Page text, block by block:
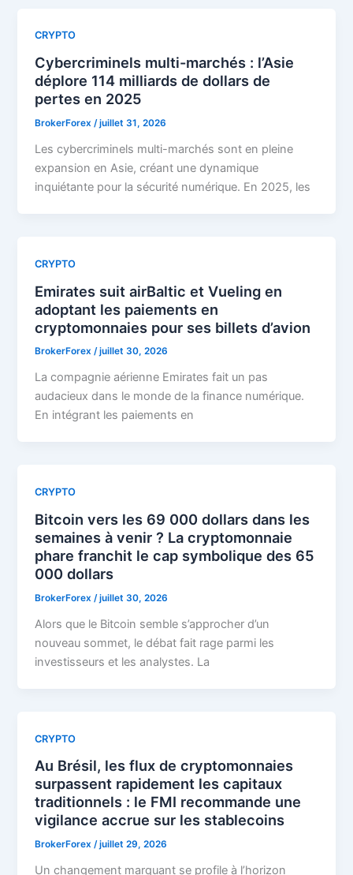
CRYPTO
Cybercriminels multi-marchés : l’Asie
déplore 114 milliards de dollars de
pertes en 2025
BrokerForex/juillet 31, 2026
Les cybercriminels multi-marchés sont en pleine
expansion en Asie, créant une dynamique
inquiétante pour la sécurité numérique. En 2025, les
CRYPTO
Emirates suit airBaltic et Vueling en
adoptant les paiements en
cryptomonnaies pour ses billets d’avion
BrokerForex/juillet 30, 2026
La compagnie aérienne Emirates fait un pas
audacieux dans le monde de la finance numérique.
En intégrant les paiements en
CRYPTO
Bitcoin vers les 69 000 dollars dans les
semaines à venir ? La cryptomonnaie
phare franchit le cap symbolique des 65
000 dollars
BrokerForex/juillet 30, 2026
Alors que le Bitcoin semble s’approcher d’un
nouveau sommet, le débat fait rage parmi les
investisseurs et les analystes. La
CRYPTO
Au Brésil, les flux de cryptomonnaies
surpassent rapidement les capitaux
traditionnels : le FMI recommande une
vigilance accrue sur les stablecoins
BrokerForex/juillet 29, 2026
Un changement marquant se profile à l’horizon